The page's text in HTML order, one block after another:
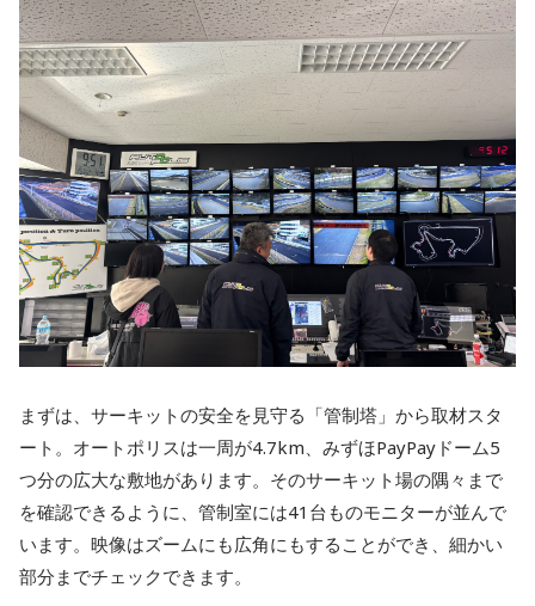
まずは、サーキットの安全を見守る「管制塔」から取材スタ
ート。オートポリスは一周が4.7km、みずほPayPayドーム5
つ分の広大な敷地があります。そのサーキット場の隅々まで
を確認できるように、管制室には41台ものモニターが並んで
います。映像はズームにも広角にもすることができ、細かい
部分までチェックできます。